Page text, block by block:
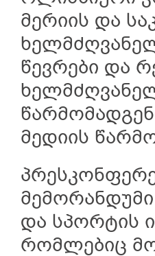
მერიის და
წევრები და
მედიის
და სპორტის
რომლებიც